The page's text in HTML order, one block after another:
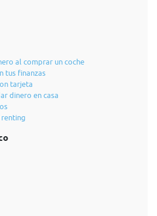
al comprar un coche
tus finanzas
tarjeta
dinero en casa
renting